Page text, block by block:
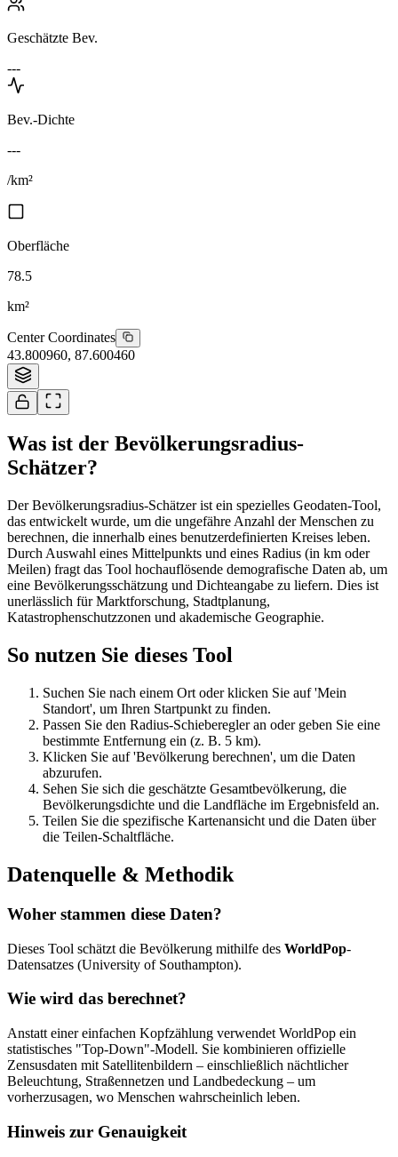
Geschätzte Bev.
---
Bev.-Dichte
---
/km²
Oberfläche
78.5
km²
Center Coordinates
43.800960, 87.600460
Was ist der Bevölkerungsradius-
Schätzer?
Der Bevölkerungsradius-Schätzer ist ein spezielles Geodaten-Tool,
das entwickelt wurde, um die ungefähre Anzahl der Menschen zu
berechnen, die innerhalb eines benutzerdefinierten Kreises leben.
Durch Auswahl eines Mittelpunkts und eines Radius (in km oder
Meilen) fragt das Tool hochauflösende demografische Daten ab, um
eine Bevölkerungsschätzung und Dichteangabe zu liefern. Dies ist
unerlässlich für Marktforschung, Stadtplanung,
Katastrophenschutzzonen und akademische Geographie.
So nutzen Sie dieses Tool
Suchen Sie nach einem Ort oder klicken Sie auf 'Mein
Standort', um Ihren Startpunkt zu finden.
Passen Sie den Radius-Schieberegler an oder geben Sie eine
bestimmte Entfernung ein (z. B. 5 km).
Klicken Sie auf 'Bevölkerung berechnen', um die Daten
abzurufen.
Sehen Sie sich die geschätzte Gesamtbevölkerung, die
Bevölkerungsdichte und die Landfläche im Ergebnisfeld an.
Teilen Sie die spezifische Kartenansicht und die Daten über
die Teilen-Schaltfläche.
Datenquelle & Methodik
Woher stammen diese Daten?
Dieses Tool schätzt die Bevölkerung mithilfe des WorldPop-
Datensatzes (University of Southampton).
Wie wird das berechnet?
Anstatt einer einfachen Kopfzählung verwendet WorldPop ein
statistisches "Top-Down"-Modell. Sie kombinieren offizielle
Zensusdaten mit Satellitenbildern – einschließlich nächtlicher
Beleuchtung, Straßennetzen und Landbedeckung – um
vorherzusagen, wo Menschen wahrscheinlich leben.
Hinweis zur Genauigkeit